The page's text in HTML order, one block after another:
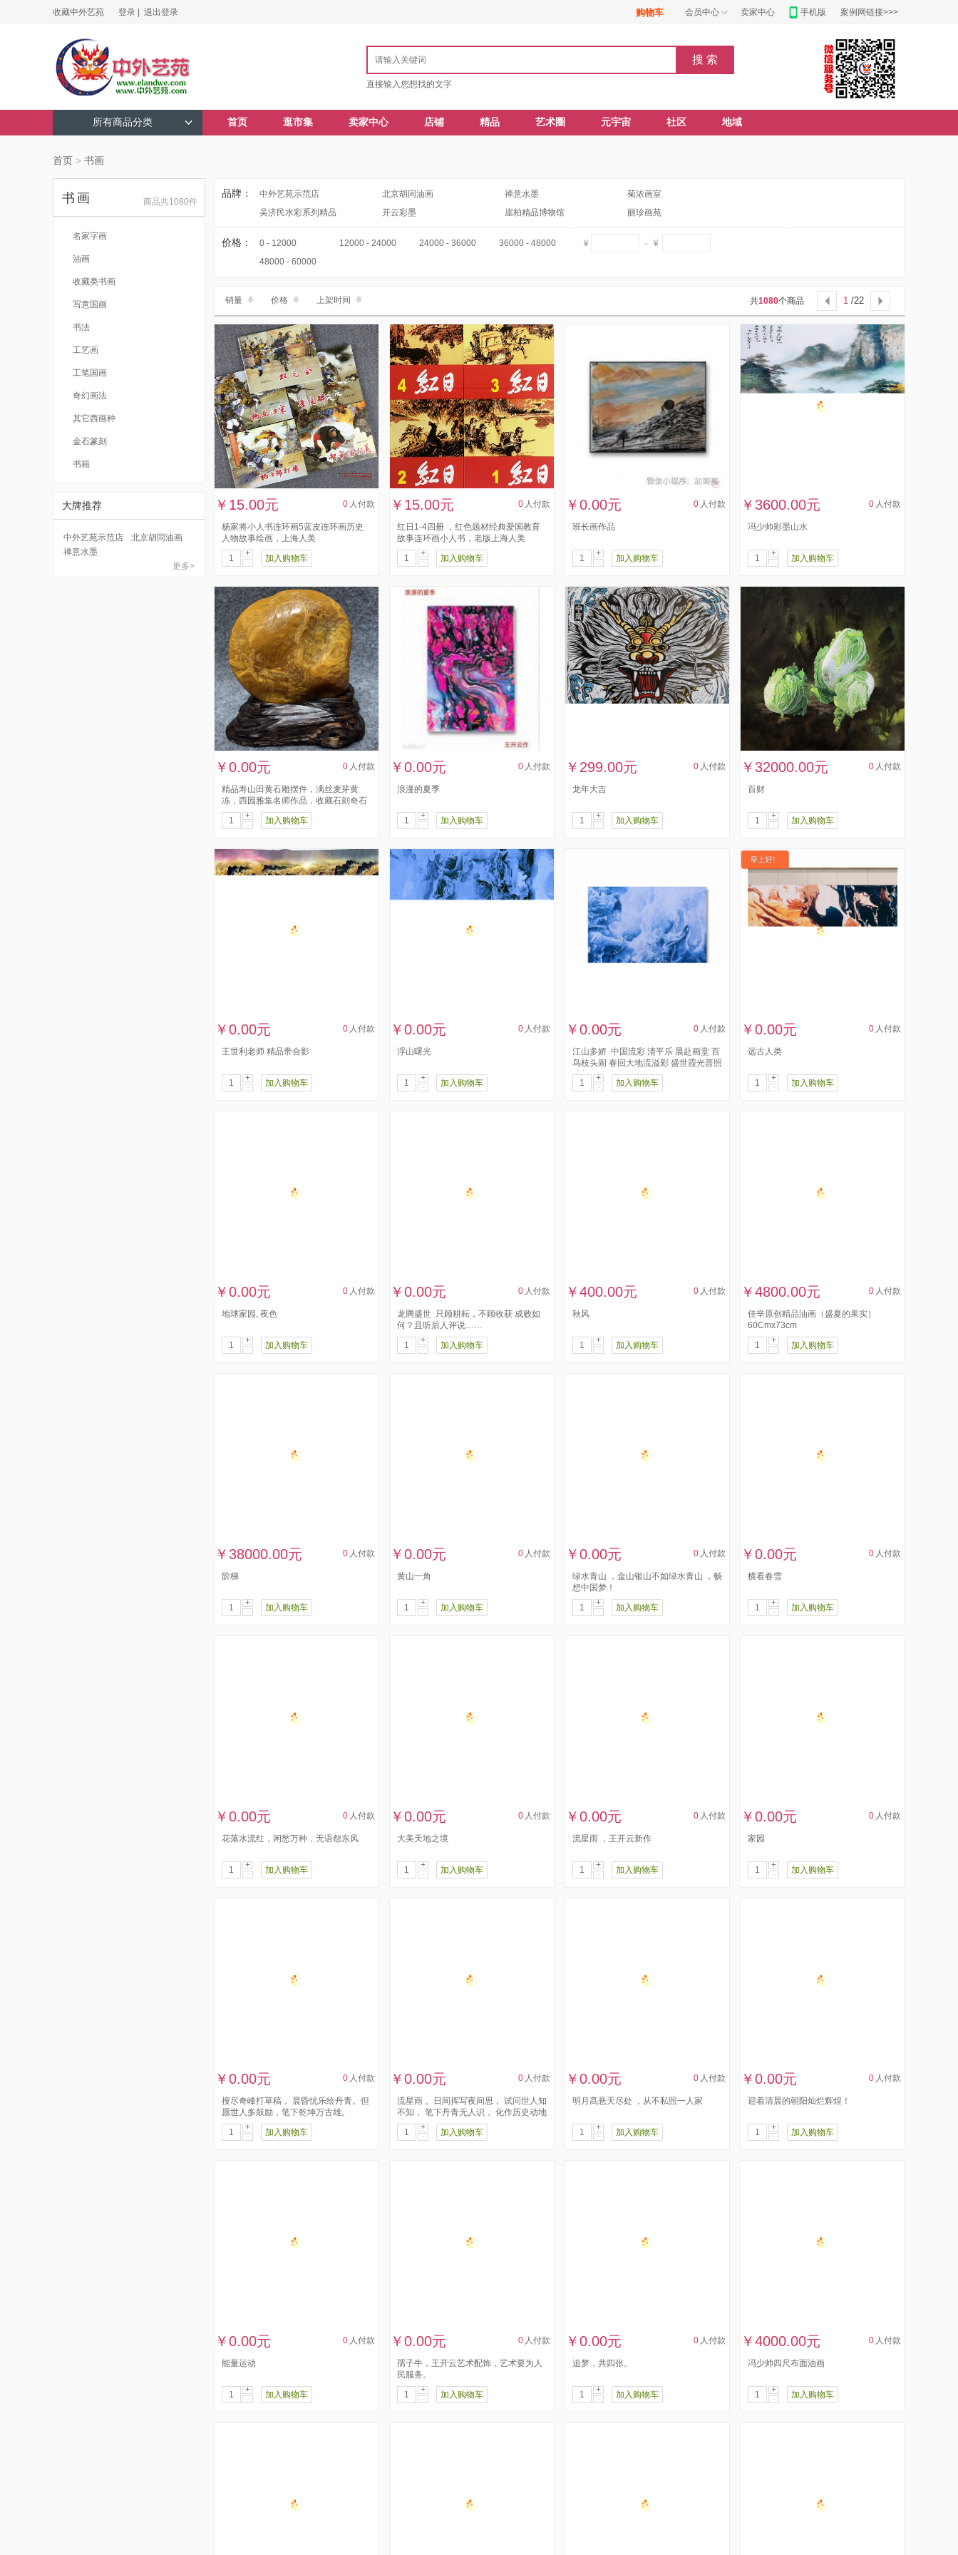
收藏中外艺苑 登录 | 退出登录 购物车 会员中心 卖家中心 手机版 案例网链接>>>
直接输入您想找的文字
所有商品分类 首页 逛市集 卖家中心 店铺 精品 艺术圈 元宇宙 社区 地域
首页 > 书画
书画 商品共1080件
名家字画
油画
收藏类书画
写意国画
书法
工艺画
工笔国画
奇幻画法
其它西画种
金石篆刻
书籍
大牌推荐
中外艺苑示范店
北京胡同油画
禅意水墨
更多>
品牌： 中外艺苑示范店 北京胡同油画 禅意水墨
菊浓画室
吴济民水彩系列精品
开云彩墨 崖柏精品博物馆 丽珍画苑
价格： 0 - 12000 12000 - 24000 24000 - 36000
36000 - 48000
48000 - 60000
销量 价格 上架时间 共1080个商品  1 /22 
￥15.00元 0 人付款
杨家将小人书连环画5蓝皮连环画历史
人物故事绘画，上海人美
+
-
加入购物车
￥15.00元 0 人付款
红日1-4四册 ，红色题材经典爱国教育
故事连环画小人书，老版上海人美
+
-
加入购物车
￥0.00元 0 人付款
班长画作品
+
-
加入购物车
￥3600.00元 0 人付款
冯少帅彩墨山水
+
-
加入购物车
￥0.00元 0 人付款
精品寿山田黄石雕摆件，满丝麦芽黄
冻，西园雅集名师作品，收藏石刻奇石
+
-
加入购物车
￥0.00元 0 人付款
浪漫的夏季
+
-
加入购物车
￥299.00元 0 人付款
龙年大吉
+
-
加入购物车
￥32000.00元 0 人付款
百财
+
-
加入购物车
￥0.00元 0 人付款
王世利老师 精品带合影
+
-
加入购物车
￥0.00元 0 人付款
浮山曙光
+
-
加入购物车
￥0.00元 0 人付款
江山多娇 ​ ​中国流彩.清平乐 ​晨赴画堂 ​百
鸟枝头闹 ​春回大地流溢彩 ​盛世霞光普照
​瑞气...+
-
加入购物车
￥0.00元 0 人付款
远古人类
+
-
加入购物车
￥0.00元 0 人付款
地球家园, ​夜色
+
-
加入购物车
￥0.00元 0 人付款
龙腾盛世 ​ ​只顾耕耘，不顾收获 ​成败如
何？且听后人评说……
+
-
加入购物车
￥400.00元 0 人付款
秋风
+
-
加入购物车
￥4800.00元 0 人付款
佳辛原创精品油画（盛夏的果实）
60Cmx73cm
+
-
加入购物车
￥38000.00元 0 人付款
阶梯
+
-
加入购物车
￥0.00元 0 人付款
黄山一角
+
-
加入购物车
￥0.00元 0 人付款
绿水青山 ，金山银山不如绿水青山 ，畅
想中国梦！​
+
-
加入购物车
￥0.00元 0 人付款
横看春雪
+
-
加入购物车
￥0.00元 0 人付款
花落水流红，闲愁万种，无语怨东风 ​
+
-
加入购物车
￥0.00元 0 人付款
大美天地之境
+
-
加入购物车
￥0.00元 0 人付款
流星雨 ​，王开云新作
+
-
加入购物车
￥0.00元 0 人付款
家园
+
-
加入购物车
￥0.00元 0 人付款
搜尽奇峰打草稿， ​晨昏忧乐绘丹青。但
愿世人多鼓励，笔下乾坤万古雄。
+
-
加入购物车
￥0.00元 0 人付款
流星雨 ​。日间挥写夜间思， ​试问世人知
不知， ​笔下丹青无人识， ​化作历史动地
诗
+
-
加入购物车
￥0.00元 0 人付款
明月髙悬天尽处 ​，从不私照一人家
+
-
加入购物车
￥0.00元 0 人付款
迎着清晨的朝阳灿烂辉煌！
+
-
加入购物车
￥0.00元 0 人付款
能量运动
+
-
加入购物车
￥0.00元 0 人付款
孺子牛，王开云艺术配饰，艺术要为人
民服务。
+
-
加入购物车
￥0.00元 0 人付款
追梦，共四张。
+
-
加入购物车
￥4000.00元 0 人付款
冯少帅四尺布面油画
+
-
加入购物车